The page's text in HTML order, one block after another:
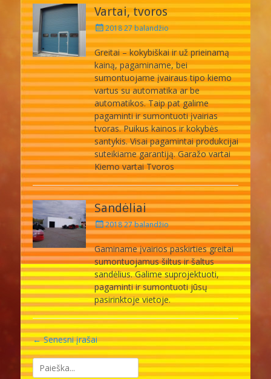
Vartai, tvoros
Posted
on
2018 27 balandžio
Greitai – kokybiškai ir už prieinamą
kainą, pagaminame, bei
sumontuojame įvairaus tipo kiemo
vartus su automatika ar be
automatikos. Taip pat galime
pagaminti ir sumontuoti įvairias
tvoras. Puikus kainos ir kokybės
santykis. Visai pagamintai produkcijai
suteikiame garantiją. Garažo vartai
Kiemo vartai Tvoros
Sandėliai
Posted
on
2018 27 balandžio
Gaminame įvairios paskirties greitai
sumontuojamus šiltus ir šaltus
sandėlius. Galime suprojektuoti,
pagaminti ir sumontuoti jūsų
pasirinktoje vietoje.
Įrašo
naršymas
←Senesni įrašai
Ieškoti: